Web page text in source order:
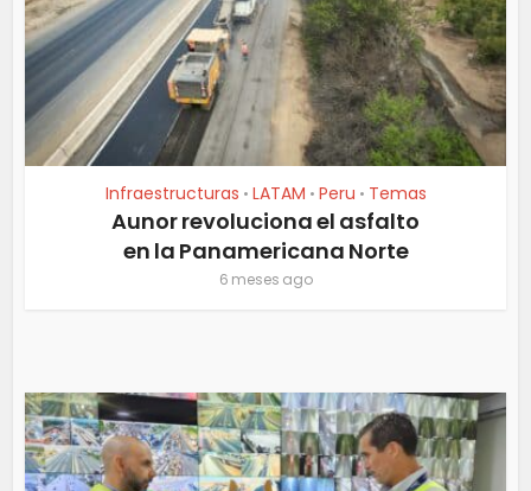
Infraestructuras • LATAM • Peru • Temas
Aunor revoluciona el asfalto
en la Panamericana Norte
6 meses ago